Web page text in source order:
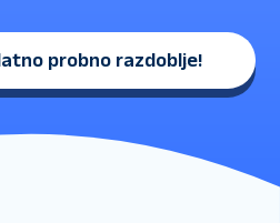
probno razdoblje!